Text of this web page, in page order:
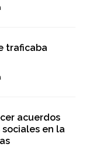
traficaba
acuerdos
en la